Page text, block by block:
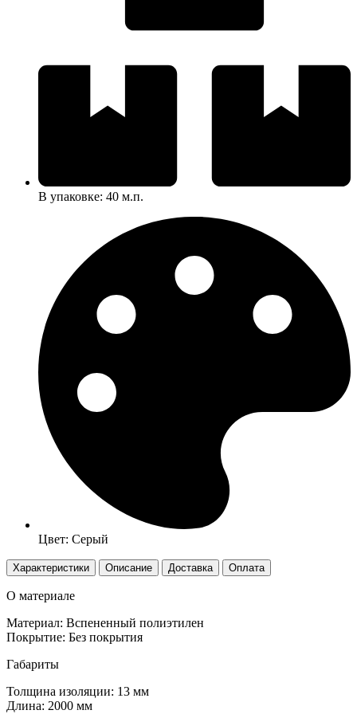
В упаковке: 40 м.п.
Цвет: Серый
Характеристики Описание Доставка Оплата
О материале
Материал: Вспененный полиэтилен
Покрытие: Без покрытия
Габариты
Толщина изоляции: 13 мм
Длина: 2000 мм